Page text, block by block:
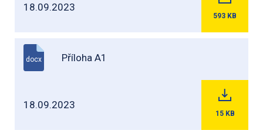
18.09.2023
593 KB
docx Příloha A1
18.09.2023
15 KB